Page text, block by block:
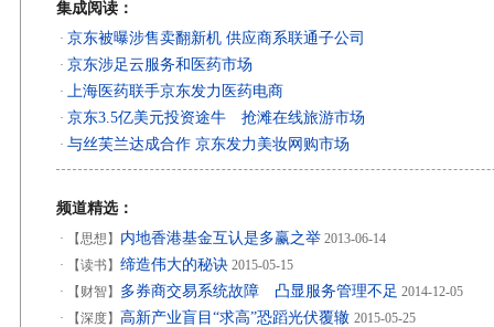
集成阅读：
· 京东被曝涉售卖翻新机 供应商系联通子公司
· 京东涉足云服务和医药市场
· 上海医药联手京东发力医药电商
· 京东3.5亿美元投资途牛 抢滩在线旅游市场
· 与丝芙兰达成合作 京东发力美妆网购市场
频道精选：
· 【思想】 内地香港基金互认是多赢之举 2013-06-14
·
【读书】 缔造伟大的秘诀 2015-05-15
·
【财智】 多券商交易系统故障 凸显服务管理不足 2014-12-05
·
【深度】 高新产业盲目“求高”恐蹈光伏覆辙 2015-05-25